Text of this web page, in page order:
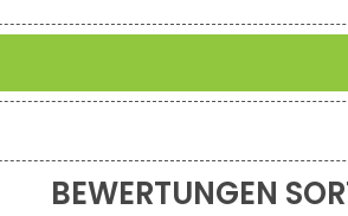
BEWERTUNGEN